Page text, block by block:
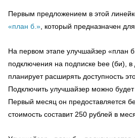
Первым предложением в этой
«план б.» , который предназначен
На первом этапе улучшайзер «план
подключения на подписке bee (би),
планирует расширять доступность
Подключить улучшайзер можно
Первый месяц он предоставляется
стоимость составит 250 рублей в